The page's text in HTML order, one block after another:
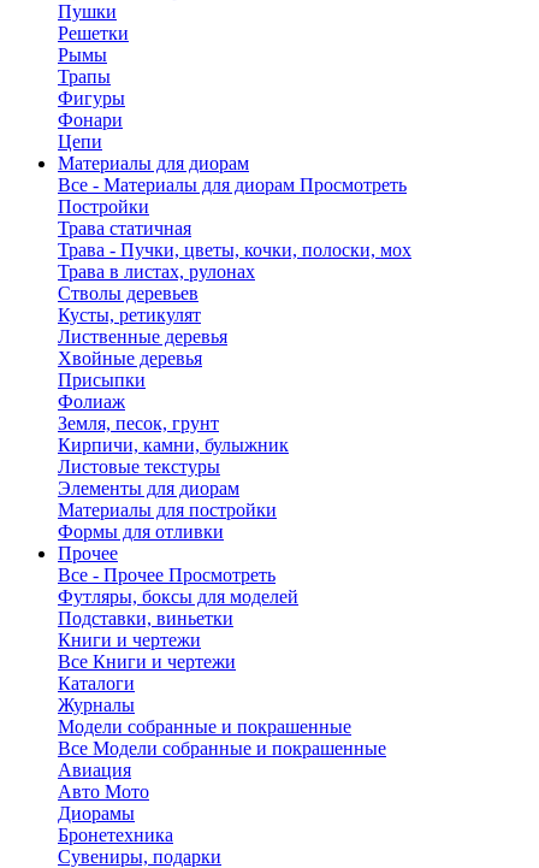
Пушки
Решетки
Рымы
Трапы
Фигуры
Фонари
Цепи
Материалы для диорам
Все - Материалы для диорам Просмотреть
Постройки
Трава статичная
Трава - Пучки, цветы, кочки, полоски, мох
Трава в листах, рулонах
Стволы деревьев
Кусты, ретикулят
Лиственные деревья
Хвойные деревья
Присыпки
Фолиаж
Земля, песок, грунт
Кирпичи, камни, булыжник
Листовые текстуры
Элементы для диорам
Материалы для постройки
Формы для отливки
Прочее
Все - Прочее Просмотреть
Футляры, боксы для моделей
Подставки, виньетки
Книги и чертежи
Все Книги и чертежи
Каталоги
Журналы
Модели собранные и покрашенные
Все Модели собранные и покрашенные
Авиация
Авто Мото
Диорамы
Бронетехника
Сувениры, подарки